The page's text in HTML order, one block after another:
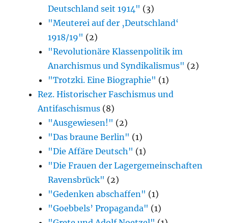
Deutschland seit 1914" (3)
"Meuterei auf der ‚Deutschland‘
1918/19" (2)
"Revolutionäre Klassenpolitik im
Anarchismus und Syndikalismus" (2)
"Trotzki. Eine Biographie" (1)
Rez. Historischer Faschismus und
Antifaschismus (8)
"Ausgewiesen!" (2)
"Das braune Berlin" (1)
"Die Affäre Deutsch" (1)
"Die Frauen der Lagergemeinschaften
Ravensbrück" (2)
"Gedenken abschaffen" (1)
"Goebbels’ Propaganda" (1)